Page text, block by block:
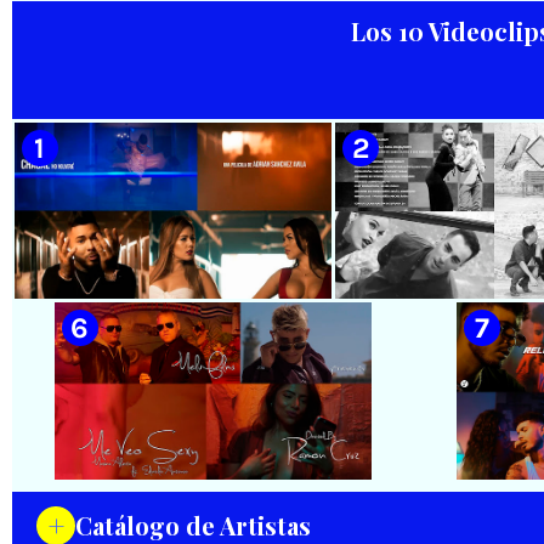
Haila || ¨La cinturita¨ ||
Director: Henry García
Quintana || Videoclip || Música
Popular Bailable Cubana || Son
- Salsa - Timba || CUBA
NESCIO, basado en la obra
musical ¨Niño siniestro¨ |
Autor: Ernesto Romero |
Director: Héctor Falagán De
Cabo | Videoclip | Música Pop
Rock Cubana | Artistas Cubanos
| Instrumental | CUBA
Los 10
🟡 Chacal - ¨No Volveré¨ - Videoclip
- Dirección: Adrián Sánchez Ávila
🟡 Adrián
Manzanares - ¨Ya es
Videoclip -
+ Catálogo de Artistas